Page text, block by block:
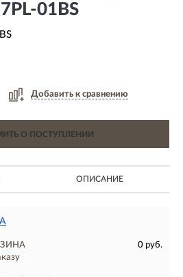
01BS
Добавить к сравнению
О ПОСТУПЛЕНИИ
ОПИСАНИЕ
0 руб.